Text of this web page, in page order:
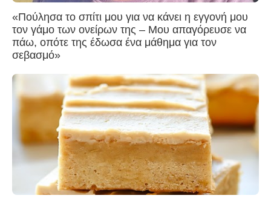
«Πούλησα το σπίτι μου για να κάνει η εγγονή μου
τον γάμο των ονείρων της – Μου απαγόρευσε να
πάω, οπότε της έδωσα ένα μάθημα για τον
σεβασμό»